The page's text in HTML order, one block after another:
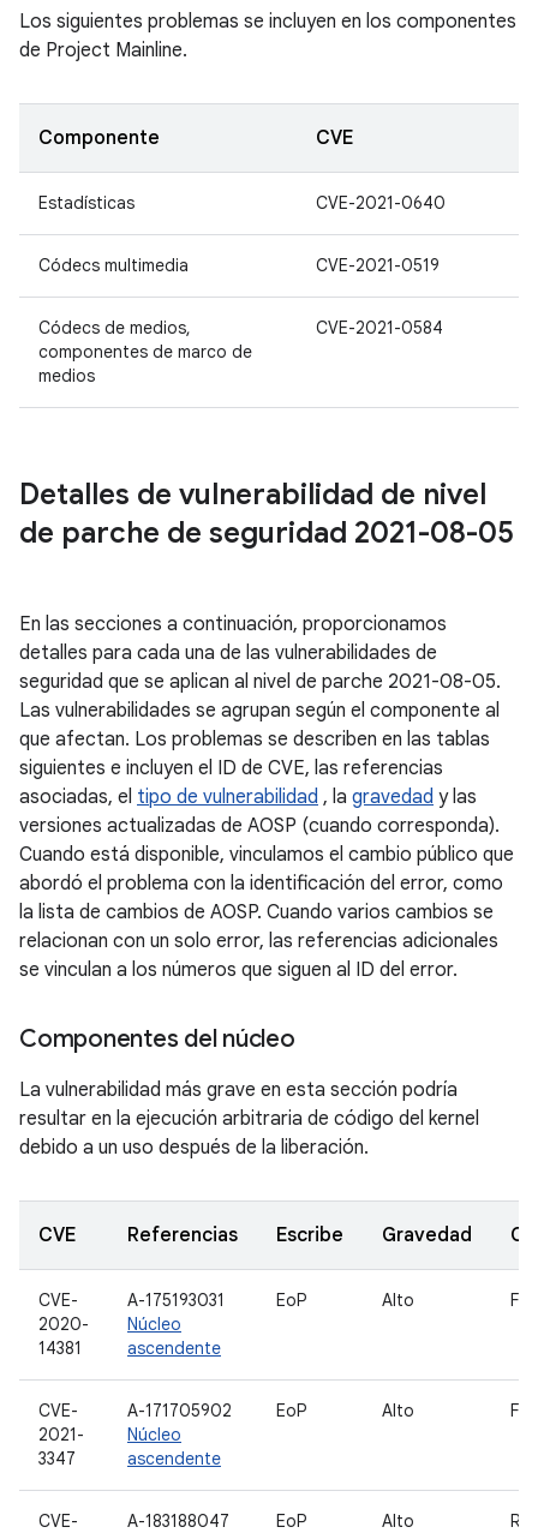
Los siguientes problemas se incluyen en los componentes
de Project Mainline.
Componente CVE
Estadísticas CVE-2021-0640
Códecs multimedia CVE-2021-0519
Códecs de medios,
componentes de marco de
medios
CVE-2021-0584
Detalles de vulnerabilidad de nivel
de parche de seguridad 2021-08-05
En las secciones a continuación, proporcionamos
detalles para cada una de las vulnerabilidades de
seguridad que se aplican al nivel de parche 2021-08-05.
Las vulnerabilidades se agrupan según el componente al
que afectan. Los problemas se describen en las tablas
siguientes e incluyen el ID de CVE, las referencias
asociadas, el tipo de vulnerabilidad , la gravedad y las
versiones actualizadas de AOSP (cuando corresponda).
Cuando está disponible, vinculamos el cambio público que
abordó el problema con la identificación del error, como
la lista de cambios de AOSP. Cuando varios cambios se
relacionan con un solo error, las referencias adicionales
se vinculan a los números que siguen al ID del error.
Componentes del núcleo
La vulnerabilidad más grave en esta sección podría
resultar en la ejecución arbitraria de código del kernel
debido a un uso después de la liberación.
CVE Referencias Escribe Gravedad
CVE-
2020-
14381
A-175193031
Núcleo
ascendente
EoP Alto
CVE-
2021-
3347
A-171705902
Núcleo
ascendente
EoP Alto
CVE-
A-183188047
EoP Alto